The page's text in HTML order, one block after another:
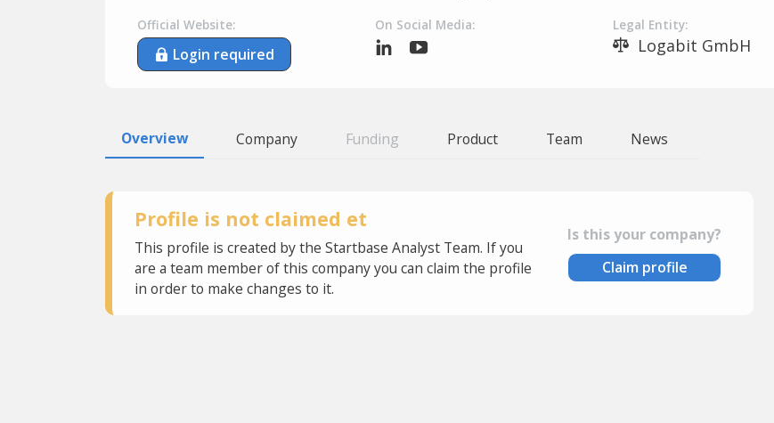
Official Website:
Login required
On Social Media: Legal Entity:
Logabit GmbH
Overview Company Funding Product Team News
Profile is not claimed et
This profile is created by the Startbase Analyst Team. If you
are a team member of this company you can claim the profile
in order to make changes to it.
Is this your company?
Claim profile